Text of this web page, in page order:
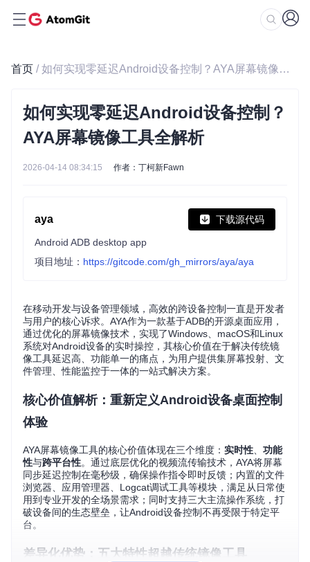
首页 / 如何实现零延迟Android设备控制？AYA屏幕镜像工具全解析
如何实现零延迟Android设备控制？
AYA屏幕镜像工具全解析
2026-04-14 08:34:15 作者：丁柯新Fawn
aya 下载源代码
Android ADB desktop app
项目地址： https://gitcode.com/gh_mirrors/aya/aya
在移动开发与设备管理领域，高效的跨设备控制一直是开发者
与用户的核心诉求。AYA作为一款基于ADB的开源桌面应用，
通过优化的屏幕镜像技术，实现了Windows、macOS和Linux
系统对Android设备的实时操控，其核心价值在于解决传统镜
像工具延迟高、功能单一的痛点，为用户提供集屏幕投射、文
件管理、性能监控于一体的一站式解决方案。
核心价值解析：重新定义Android设备桌面控制
体验
AYA屏幕镜像工具的核心价值体现在三个维度： 实时性
功能
性与跨平台性。通过底层优化的视频流传输技术，AYA将屏幕
同步延迟控制在毫秒级，确保操作指令即时反馈；内置的文件
浏览器、应用管理器、Logcat调试工具等模块，满足从日常使
用到专业开发的全场景需求；同时支持三大主流操作系统，打
破设备间的生态壁垒，让Android设备控制不再受限于特定平
台。
差异化优势：五大特性超越传统镜像工具